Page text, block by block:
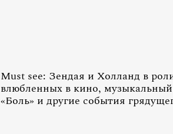
Must see: Зендая и Холланд в
влюбленных в кино,
«Боль» и другие события